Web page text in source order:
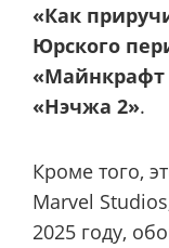
«Как
Юрского
«Майнкрафт
«Нэчжа 2».
Кроме того,
Marvel
2025 году,